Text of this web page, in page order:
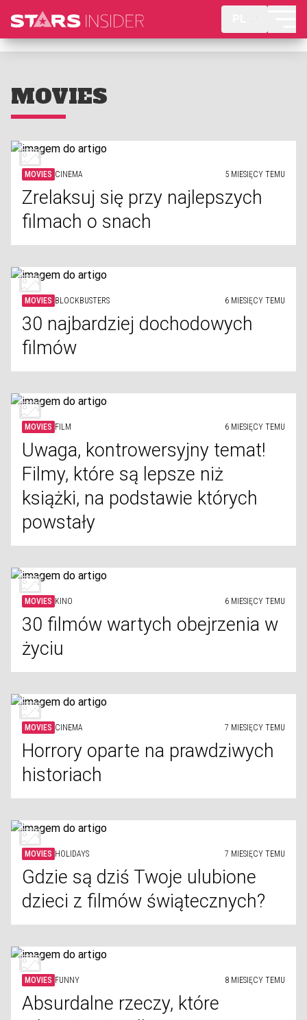
MOVIES
MOVIES CINEMA 5 MIESIĘCY TEMU
Zrelaksuj się przy najlepszych
filmach o snach
MOVIES BLOCKBUSTERS 6 MIESIĘCY TEMU
30 najbardziej dochodowych
filmów
MOVIES FILM 6 MIESIĘCY TEMU
Uwaga, kontrowersyjny temat!
Filmy, które są lepsze niż
książki, na podstawie których
powstały
MOVIES KINO 6 MIESIĘCY TEMU
30 filmów wartych obejrzenia w
życiu
MOVIES CINEMA 7 MIESIĘCY TEMU
Horrory oparte na prawdziwych
historiach
MOVIES HOLIDAYS 7 MIESIĘCY TEMU
Gdzie są dziś Twoje ulubione
dzieci z filmów świątecznych?
MOVIES FUNNY 8 MIESIĘCY TEMU
Absurdalne rzeczy, które